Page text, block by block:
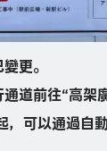
更。
道前往“高架
可以通過自